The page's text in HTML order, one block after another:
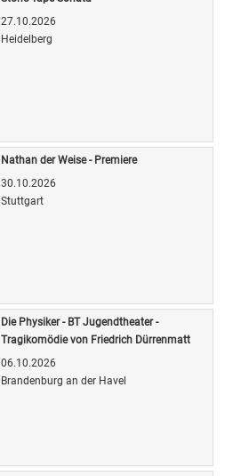
27.10.2026
Heidelberg
Nathan der Weise - Premiere
30.10.2026
Stuttgart
Die Physiker - BT Jugendtheater -
Tragikomödie von Friedrich Dürrenmatt
06.10.2026
Brandenburg an der Havel